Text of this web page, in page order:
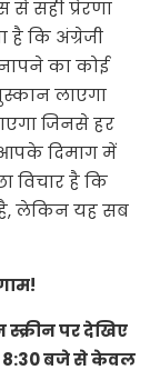
से सही प्रेरणा
है कि अंग्रेजी
नापने का कोई
लाएगा
जिनसे हर
दिमाग में
विचार है कि
है, लेकिन यह सब
स्क्रीन पर देखिए
8:30 बजे से केवल